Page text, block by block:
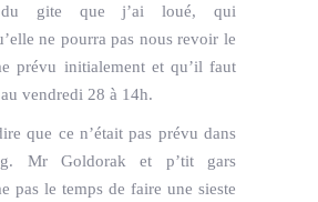
du gite que j’ai loué, qui
ne pourra pas nous revoir le
prévu initialement et qu’il faut
vendredi 28 à 14h.
que ce n’était pas prévu dans
Mr Goldorak et p’tit gars
pas le temps de faire une sieste